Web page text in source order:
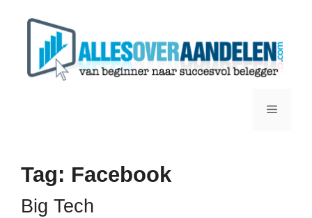
Menu
Tag: Facebook
Big Tech